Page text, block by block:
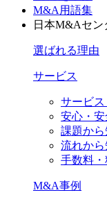
M&A用語集
日本M&Aセン
選ばれる理由
サービス
サービス
安心・
課題か
流れか
手数料・
M&A事例